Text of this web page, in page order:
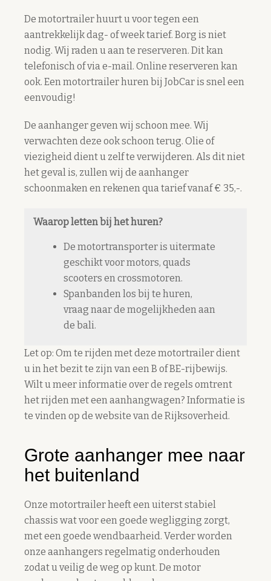
De motortrailer huurt u voor tegen een
aantrekkelijk dag- of week tarief. Borg is niet
nodig. Wij raden u aan te reserveren. Dit kan
telefonisch of via e-mail. Online reserveren kan
ook. Een motortrailer huren bij JobCar is snel een
eenvoudig!
De aanhanger geven wij schoon mee. Wij
verwachten deze ook schoon terug. Olie of
viezigheid dient u zelf te verwijderen. Als dit niet
het geval is, zullen wij de aanhanger
schoonmaken en rekenen qua tarief vanaf € 35,-.
Waarop letten bij het huren?
De motortransporter is uitermate
geschikt voor motors, quads
scooters en crossmotoren.
Spanbanden los bij te huren,
vraag naar de mogelijkheden aan
de bali.
Let op: Om te rijden met deze motortrailer dient
u in het bezit te zijn van een B of BE-rijbewijs.
Wilt u meer informatie over de regels omtrent
het rijden met een aanhangwagen? Informatie is
te vinden op de website van de Rijksoverheid .
Grote aanhanger mee naar
het buitenland
Onze motortrailer heeft een uiterst stabiel
chassis wat voor een goede wegligging zorgt,
met een goede wendbaarheid. Verder worden
onze aanhangers regelmatig onderhouden
zodat u veilig de weg op kunt. De motor